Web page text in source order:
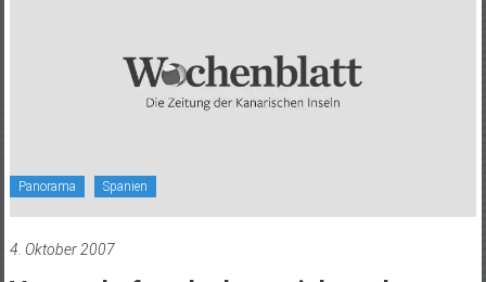
Panorama Spanien
4. Oktober 2007